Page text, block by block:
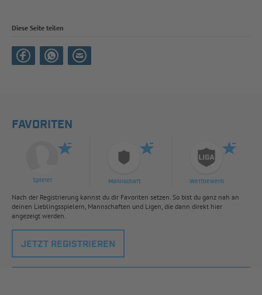
Diese Seite teilen
FAVORITEN
Spieler Mannschaft Wettbewerb
Nach der Registrierung kannst du dir Favoriten setzen. So bist du ganz nah an
deinen Lieblingsspielern, Mannschaften und Ligen, die dann direkt hier
angezeigt werden.
JETZT REGISTRIEREN